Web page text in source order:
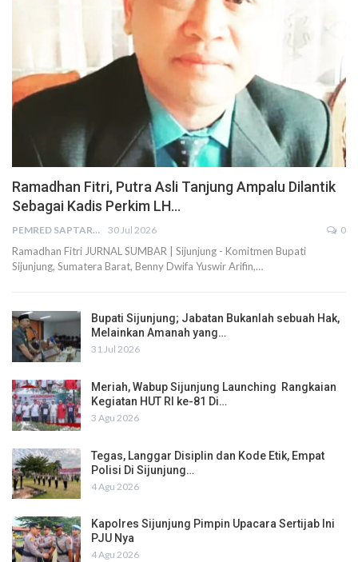
Ramadhan Fitri, Putra Asli Tanjung Ampalu Dilantik
Sebagai Kadis Perkim LH…
PEMRED SAPTARIUS 30 Jul 2026 0
Ramadhan Fitri JURNAL SUMBAR | Sijunjung - Komitmen Bupati
Sijunjung, Sumatera Barat, Benny Dwifa Yuswir Arifin,…
Bupati Sijunjung; Jabatan Bukanlah sebuah Hak,
Melainkan Amanah yang…
31 Jul 2026
Meriah, Wabup Sijunjung Launching Rangkaian
Kegiatan HUT RI ke-81 Di…
3 Agu 2026
Tegas, Langgar Disiplin dan Kode Etik, Empat
Polisi Di Sijunjung…
4 Agu 2026
Kapolres Sijunjung Pimpin Upacara Sertijab Ini
PJU Nya
4 Agu 2026